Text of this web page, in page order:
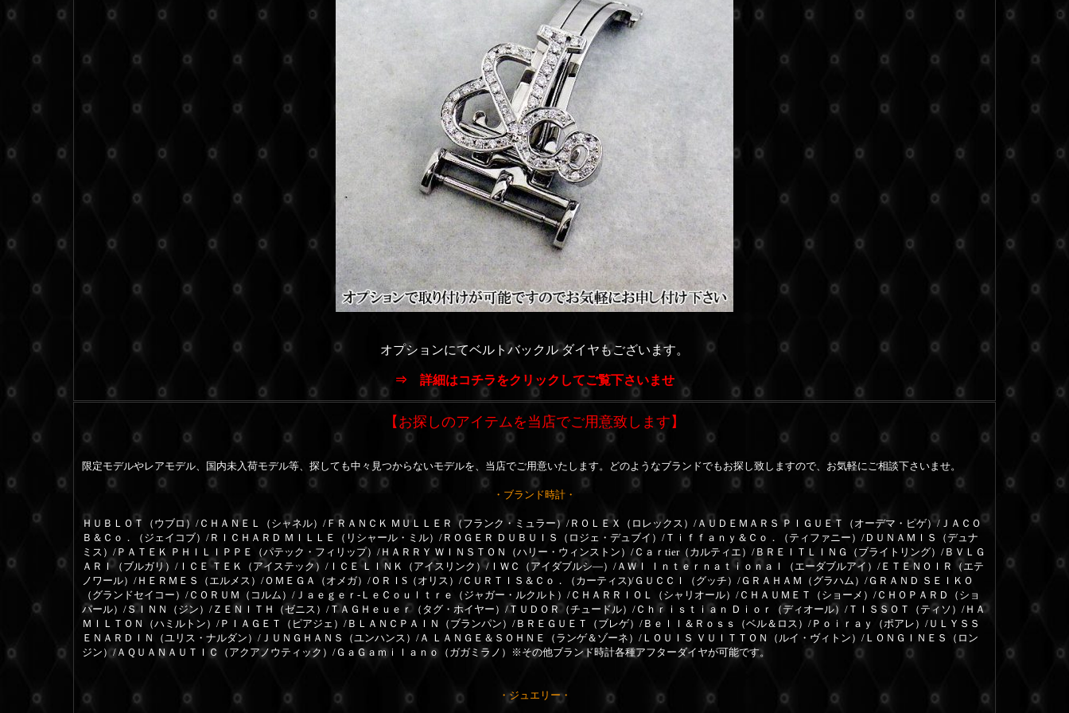
オプションにてベルトバックル ダイヤもございます。
⇒ 詳細はコチラをクリックしてご覧下さいませ
【お探しのアイテムを当店でご用意致します】
限定モデルやレアモデル、国内未入荷モデル等、探しても中々見つからないモデルを、当店でご用意いたします。どのようなブランドでもお探し致しますので、お気軽にご相談下さいませ。
・ブランド時計・
ＨＵＢＬＯＴ（ウブロ）/ＣＨＡＮＥＬ（シャネル）/ＦＲＡＮＣＫ ＭＵＬＬＥＲ（フランク・ミュラー）/ＲＯＬＥＸ（ロレックス）/ＡＵＤＥＭＡＲＳ ＰＩＧＵＥＴ（オーデマ・ピゲ）/ＪＡＣＯ
Ｂ＆Ｃｏ．（ジェイコブ）/ＲＩＣＨＡＲＤ ＭＩＬＬＥ（リシャール・ミル）/ＲＯＧＥＲ ＤＵＢＵＩＳ（ロジェ・デュブイ）/Ｔｉｆｆａｎｙ＆Ｃｏ．（ティファニー）/ＤＵＮＡＭＩＳ（デュナ
ミス）/ＰＡＴＥＫ ＰＨＩＬＩＰＰＥ（パテック・フィリップ）/ＨＡＲＲＹ ＷＩＮＳＴＯＮ（ハリー・ウィンストン）/Ｃａｒtier（カルティエ）/ＢＲＥＩＴＬＩＮＧ（ブライトリング）/ＢＶＬＧ
ＡＲＩ（ブルガリ）/ＩＣＥ ＴＥＫ（アイステック）/ＩＣＥ ＬＩＮＫ（アイスリンク）/ＩＷＣ（アイダブルシ―）/ＡＷＩ Ｉｎｔｅｒｎａｔｉｏｎａｌ（エーダブルアイ）/ＥＴＥＮＯＩＲ（エテ
ノワール）/ＨＥＲＭＥＳ（エルメス）/ＯＭＥＧＡ（オメガ）/ＯＲＩS（オリス）/ＣＵＲＴＩＳ＆Ｃｏ．（カーティス)/ＧＵＣＣＩ（グッチ）/ＧＲＡＨＡＭ（グラハム）/ＧＲＡＮＤ ＳＥＩＫＯ
（グランドセイコー）/ＣＯＲＵＭ（コルム）/Ｊａｅｇｅｒ-ＬｅＣｏｕｌｔｒｅ（ジャガー・ルクルト）/ＣＨＡＲＲＩＯＬ（シャリオール）/ＣＨＡＵＭＥＴ（ショーメ）/ＣＨＯＰＡＲＤ（ショ
パール）/ＳＩＮＮ（ジン）/ＺＥＮＩＴＨ（ゼニス）/ＴＡＧＨｅｕｅｒ（タグ・ホイヤー）/ＴＵＤＯＲ（チュードル）/Ｃｈｒｉｓｔｉａｎ Ｄｉｏｒ（ディオール）/ＴＩＳＳＯＴ（ティソ）/ＨＡ
ＭＩＬＴＯＮ（ハミルトン）/ＰＩＡＧＥＴ（ピアジェ）/ＢＬＡＮＣＰＡＩＮ（ブランパン）/ＢＲＥＧＵＥＴ（ブレゲ）/Ｂｅｌｌ＆Ｒｏｓｓ（ベル＆ロス）/Ｐｏｉｒａｙ（ポアレ）/ＵＬＹＳＳ
ＥＮＡＲＤＩＮ（ユリス・ナルダン）/ＪＵＮＧＨＡＮＳ（ユンハンス）/Ａ ＬＡＮＧＥ＆ＳＯＨＮＥ（ランゲ＆ゾーネ）/ＬＯＵＩＳ ＶＵＩＴＴＯＮ（ルイ・ヴィトン）/ＬＯＮＧＩＮＥＳ（ロン
ジン）/ＡＱＵＡＮＡＵＴＩＣ（アクアノウティック）/ＧａＧａｍｉｌａｎｏ（ガガミラノ）※その他ブランド時計各種アフターダイヤが可能です。
・ジュエリー・